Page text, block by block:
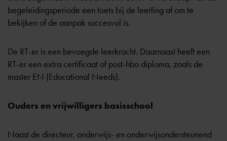
begeleidingsperiode een toets bij de leerling af om te
bekijken of de aanpak succesvol is.
De RT-er is een bevoegde leerkracht. Daarnaast heeft een
RT-er een extra certificaat of post-hbo diploma, zoals de
master EN (Educational Needs).
Ouders en vrijwilligers basisschool
Naast de directeur, onderwijs- en onderwijsondersteunend